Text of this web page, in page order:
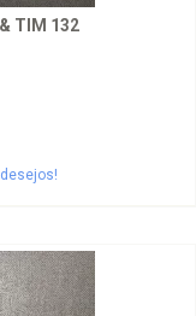
& TIM 132